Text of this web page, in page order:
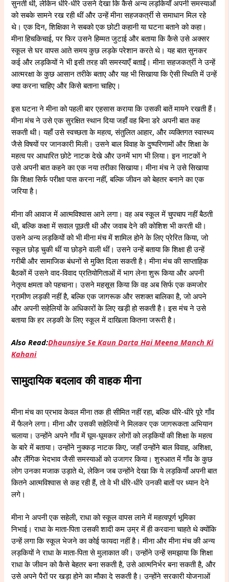
सुनती थी, लेकिन धीरे-धीरे उसने देखा कि कैसे अन्य लड़कियाँ अपनी समस्याओं
को सबके सामने रख रही थीं और उन्हें मीना सहजकर्त्री से समाधान मिल रहे
थे। एक दिन, शिक्षिका ने सबको एक छोटी कहानी या घटना बताने को कहा।
मीना हिचकिचाई, पर फिर उसने हिम्मत जुटाई और बताया कि कैसे उसे अक्सर
स्कूल से घर वापस आते समय कुछ लड़के परेशान करते थे। यह बात सुनकर
कई और लड़कियों ने भी इसी तरह की समस्याएँ बताईं। मीना सहजकर्त्री ने उन्हें
आत्मरक्षा के कुछ आसान तरीके बताए और यह भी सिखाया कि ऐसी स्थिति में उन्हें
क्या करना चाहिए और किसे बताना चाहिए।
इस घटना ने मीना को पहली बार एहसास कराया कि उसकी बातें मायने रखती हैं।
मीना मंच ने उसे एक सुरक्षित स्थान दिया जहाँ वह बिना डरे अपनी बात कह
सकती थी। यहाँ उसे स्वच्छता के महत्व, संतुलित आहार, और व्यक्तिगत स्वास्थ्य
जैसे विषयों पर जानकारी मिली। उसने बाल विवाह के दुष्परिणामों और शिक्षा के
महत्व पर आधारित छोटे नाटक देखे और उनमें भाग भी लिया। इन नाटकों ने
उसे अपनी बात कहने का एक नया तरीका सिखाया। मीना मंच ने उसे सिखाया
कि शिक्षा सिर्फ परीक्षा पास करना नहीं, बल्कि जीवन को बेहतर बनाने का एक
जरिया है।
मीना की आवाज में आत्मविश्वास आने लगा। वह अब स्कूल में चुपचाप नहीं बैठती
थी, बल्कि कक्षा में सवाल पूछती थी और जवाब देने की कोशिश भी करती थी।
उसने अन्य लड़कियों को भी मीना मंच में शामिल होने के लिए प्रेरित किया, जो
स्कूल छोड़ चुकी थीं या छोड़ने वाली थीं। उसने उन्हें बताया कि शिक्षा ही उन्हें
गरीबी और सामाजिक बंधनों से मुक्ति दिला सकती है। मीना मंच की साप्ताहिक
बैठकों में उसने वाद-विवाद प्रतियोगिताओं में भाग लेना शुरू किया और अपनी
नेतृत्व क्षमता को पहचाना। उसने महसूस किया कि वह अब सिर्फ एक कमजोर
ग्रामीण लड़की नहीं है, बल्कि एक जागरूक और सशक्त बालिका है, जो अपने
और अपनी सहेलियों के अधिकारों के लिए खड़ी हो सकती है। इस मंच ने उसे
बताया कि हर लड़की के लिए स्कूल में दाखिला कितना जरूरी है।
Also Read:Dhaunsiye Se Kaun Darta Hai Meena Manch Ki
Kahani
सामुदायिक बदलाव की वाहक मीना
मीना मंच का प्रभाव केवल मीना तक ही सीमित नहीं रहा, बल्कि धीरे-धीरे पूरे गाँव
में फैलने लगा। मीना और उसकी सहेलियों ने मिलकर एक जागरूकता अभियान
चलाया। उन्होंने अपने गाँव में घूम-घूमकर लोगों को लड़कियों की शिक्षा के महत्व
के बारे में बताया। उन्होंने नुक्कड़ नाटक किए, जहाँ उन्होंने बाल विवाह, अशिक्षा,
और लैंगिक भेदभाव जैसी समस्याओं को उजागर किया। शुरुआत में गाँव के कुछ
लोग उनका मजाक उड़ाते थे, लेकिन जब उन्होंने देखा कि ये लड़कियाँ अपनी बात
कितने आत्मविश्वास से कह रही हैं, तो वे भी धीरे-धीरे उनकी बातों पर ध्यान देने
लगे।
मीना ने अपनी एक सहेली, राधा को स्कूल वापस लाने में महत्वपूर्ण भूमिका
निभाई। राधा के माता-पिता उसकी शादी कम उम्र में ही करवाना चाहते थे क्योंकि
उन्हें लगा कि स्कूल भेजने का कोई फायदा नहीं है। मीना और मीना मंच की अन्य
लड़कियों ने राधा के माता-पिता से मुलाकात की। उन्होंने उन्हें समझाया कि शिक्षा
राधा के जीवन को कैसे बेहतर बना सकती है, उसे आत्मनिर्भर बना सकती है, और
उसे अपने पैरों पर खड़ा होने का मौका दे सकती है। उन्होंने सरकारी योजनाओं